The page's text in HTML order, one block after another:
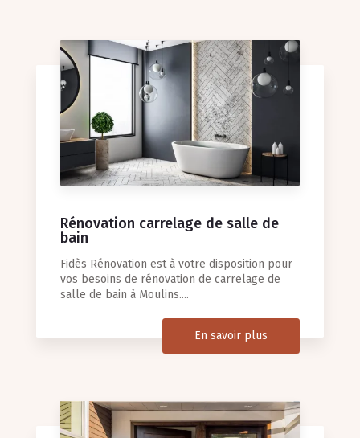
Rénovation carrelage de salle de
bain
Fidès Rénovation est à votre disposition pour
vos besoins de rénovation de carrelage de
salle de bain à Moulins....
En savoir plus